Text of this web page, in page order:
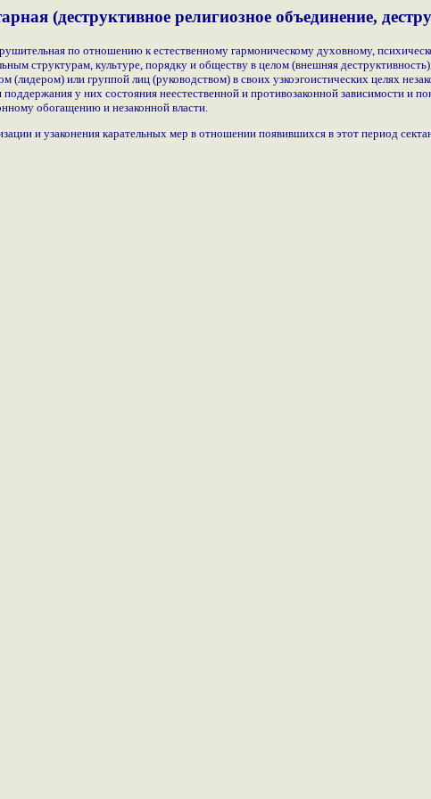
(деструктивное религиозное объединение,
по отношению к естественному гармоническому духовному,
структурам, культуре, порядку и обществу в целом (внешняя
или группой лиц (руководством) в своих узкоэгоистических целях
у них состояния неестественной и противозаконной зависимости и
обогащению и незаконной власти.
и узаконения карательных мер в отношении появившихся в этот период